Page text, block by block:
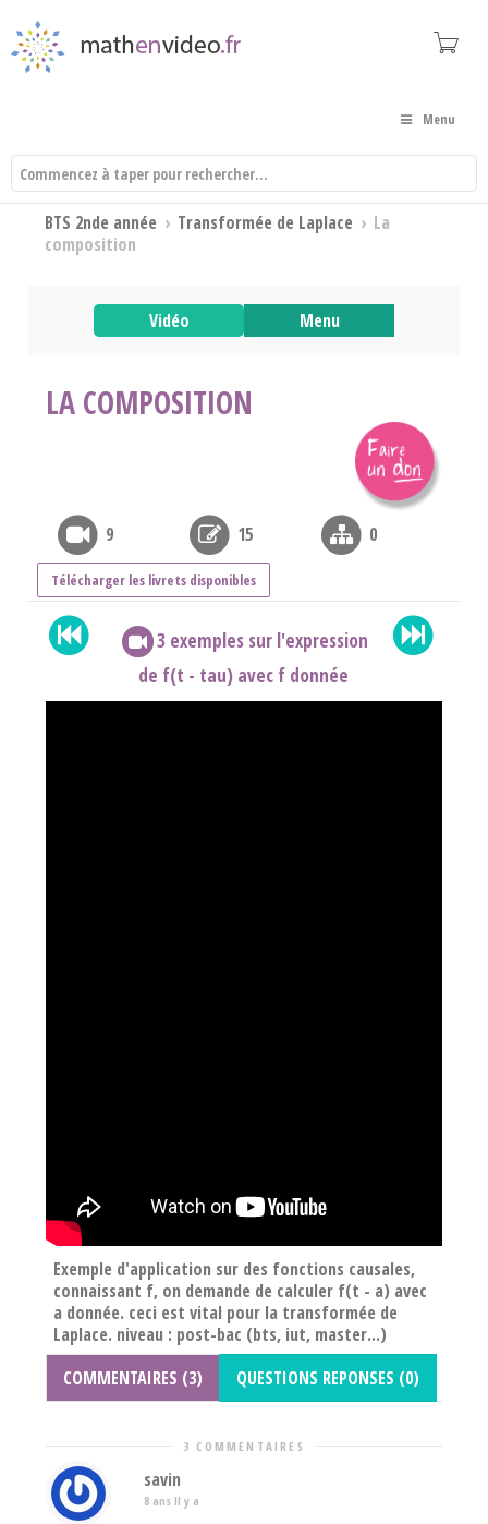
Menu
BTS 2nde année › Transformée de Laplace › La
composition
Vidéo Menu
LA COMPOSITION
9 15 0
Télécharger les livrets disponibles
3 exemples sur l'expression
de f(t - tau) avec f donnée
Exemple d'application sur des fonctions causales,
connaissant f, on demande de calculer f(t - a) avec
a donnée. ceci est vital pour la transformée de
Laplace. niveau : post-bac (bts, iut, master...)
COMMENTAIRES (3)
QUESTIONS REPONSES (0)
3 COMMENTAIRES
savin
8 ans Il y a